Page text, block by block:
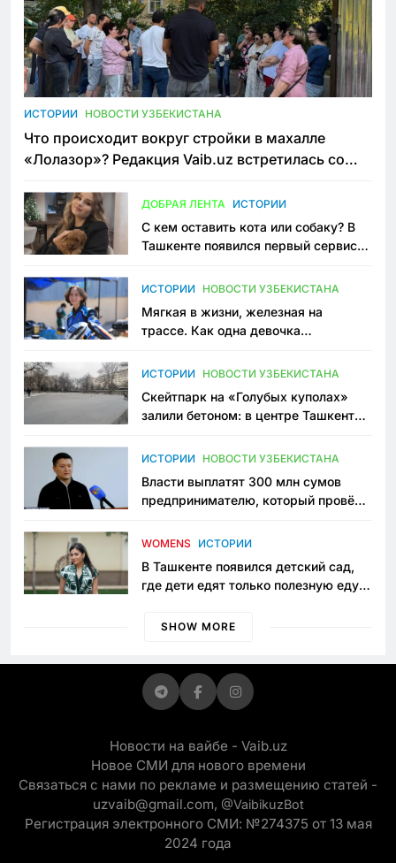
ИСТОРИИ НОВОСТИ УЗБЕКИСТАНА
Что происходит вокруг стройки в махалле
«Лолазор»? Редакция Vaib.uz встретилась со
ДОБРАЯ ЛЕНТА ИСТОРИИ
С кем оставить кота или собаку? В
Ташкенте появился первый сервис
ИСТОРИИ НОВОСТИ УЗБЕКИСТАНА
Мягкая в жизни, железная на
трассе. Как одна девочка
Узбекистане
ИСТОРИИ НОВОСТИ УЗБЕКИСТАНА
Скейтпарк на «Голубых куполах»
залили бетоном: в центре Ташкента
пространство
ИСТОРИИ НОВОСТИ УЗБЕКИСТАНА
Власти выплатят 300 млн сумов
предпринимателю, который провёл
приговору
WOMENS ИСТОРИИ
В Ташкенте появился детский сад,
где дети едят только полезную еду.
просить «кашу без сахара»
SHOW MORE
Новости на вайбе - Vaib.uz
Новое СМИ для нового времени
Связаться с нами по рекламе и размещению статей -
uzvaib@gmail.com, @VaibikuzBot
Регистрация электронного СМИ: №274375 от 13 мая
2024 года